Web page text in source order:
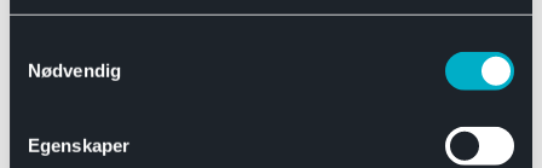
Nødvendig
Egenskaper
Eksosanlegg